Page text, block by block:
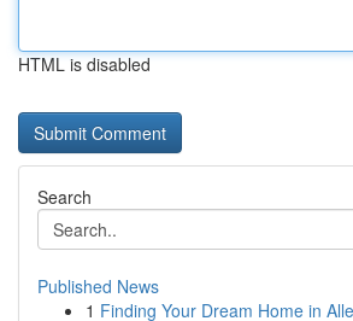
HTML is disabled
Search
Published News
1 Finding Your Dream Home in